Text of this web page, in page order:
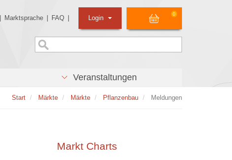
Marktsprache FAQ
0
Login
Veranstaltungen
Start Märkte Märkte Pflanzenbau Meldungen
Markt Charts